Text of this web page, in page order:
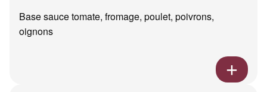
Base sauce tomate, fromage, poulet, poivrons,
oignons